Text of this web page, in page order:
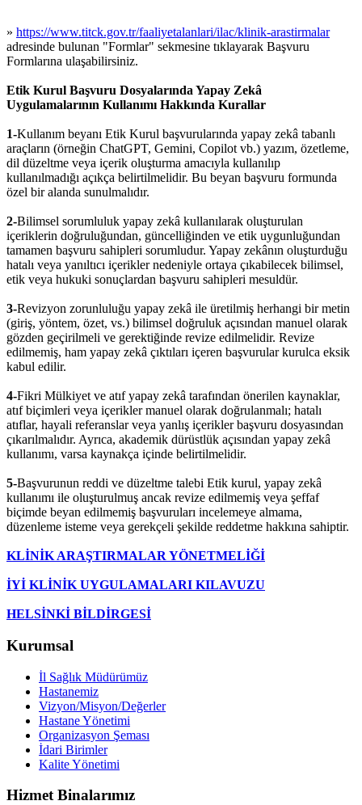
» https://www.titck.gov.tr/faaliyetalanlari/ilac/klinik-arastirmalar
adresinde bulunan "Formlar" sekmesine tıklayarak Başvuru
Formlarına ulaşabilirsiniz.
Etik Kurul Başvuru Dosyalarında Yapay Zekâ
Uygulamalarının Kullanımı Hakkında Kurallar
1-Kullanım beyanı Etik Kurul başvurularında yapay zekâ tabanlı
araçların (örneğin ChatGPT, Gemini, Copilot vb.) yazım, özetleme,
dil düzeltme veya içerik oluşturma amacıyla kullanılıp
kullanılmadığı açıkça belirtilmelidir. Bu beyan başvuru formunda
özel bir alanda sunulmalıdır.
2-Bilimsel sorumluluk yapay zekâ kullanılarak oluşturulan
içeriklerin doğruluğundan, güncelliğinden ve etik uygunluğundan
tamamen başvuru sahipleri sorumludur. Yapay zekânın oluşturduğu
hatalı veya yanıltıcı içerikler nedeniyle ortaya çıkabilecek bilimsel,
etik veya hukuki sonuçlardan başvuru sahipleri mesuldür.
3-Revizyon zorunluluğu yapay zekâ ile üretilmiş herhangi bir metin
(giriş, yöntem, özet, vs.) bilimsel doğruluk açısından manuel olarak
gözden geçirilmeli ve gerektiğinde revize edilmelidir. Revize
edilmemiş, ham yapay zekâ çıktıları içeren başvurular kurulca eksik
kabul edilir.
4-Fikri Mülkiyet ve atıf yapay zekâ tarafından önerilen kaynaklar,
atıf biçimleri veya içerikler manuel olarak doğrulanmalı; hatalı
atıflar, hayali referanslar veya yanlış içerikler başvuru dosyasından
çıkarılmalıdır. Ayrıca, akademik dürüstlük açısından yapay zekâ
kullanımı, varsa kaynakça içinde belirtilmelidir.
5-Başvurunun reddi ve düzeltme talebi Etik kurul, yapay zekâ
kullanımı ile oluşturulmuş ancak revize edilmemiş veya şeffaf
biçimde beyan edilmemiş başvuruları incelemeye almama,
düzenleme isteme veya gerekçeli şekilde reddetme hakkına sahiptir.
KLİNİK ARAŞTIRMALAR YÖNETMELİĞİ
İYİ KLİNİK UYGULAMALARI KILAVUZU
HELSİNKİ BİLDİRGESİ
Kurumsal
İl Sağlık Müdürümüz
Hastanemiz
Vizyon/Misyon/Değerler
Hastane Yönetimi
Organizasyon Şeması
İdari Birimler
Kalite Yönetimi
Hizmet Binalarımız